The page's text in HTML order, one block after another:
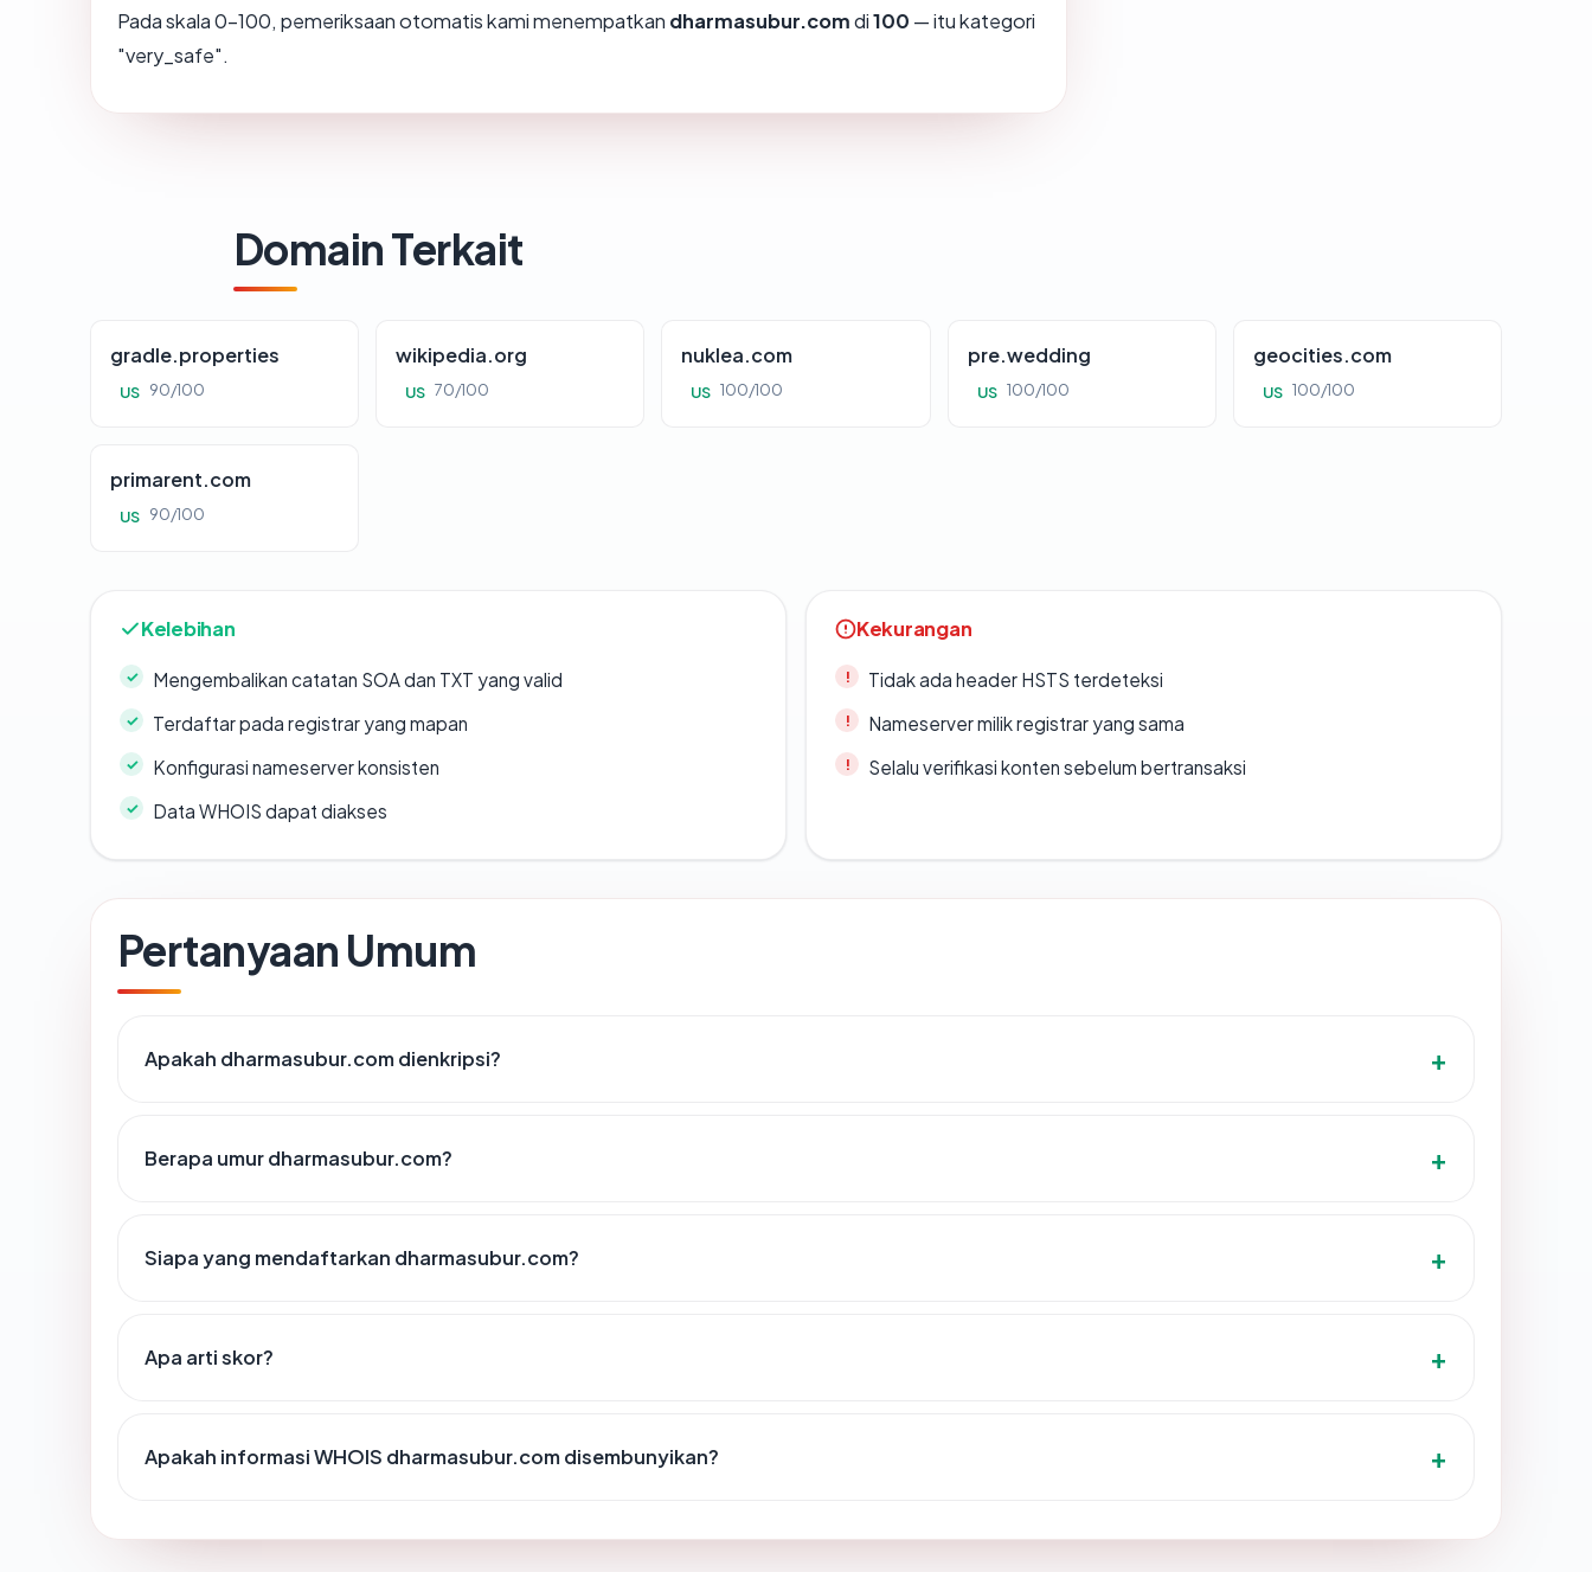
Pada skala 0-100, pemeriksaan otomatis kami menempatkan dharmasubur.comdi100 — itu kategori
"very_safe".
Domain Terkait
gradle.properties
US 90/100
wikipedia.org
US 70/100
nuklea.com
US 100/100
pre.wedding
US 100/100
geocities.com
US 100/100
primarent.com
US 90/100
Kelebihan
Mengembalikan catatan SOA dan TXT yang valid
Terdaftar pada registrar yang mapan
Konfigurasi nameserver konsisten
Data WHOIS dapat diakses
Kekurangan
Tidak ada header HSTS terdeteksi
Nameserver milik registrar yang sama
Selalu verifikasi konten sebelum bertransaksi
Pertanyaan Umum
Apakah dharmasubur.com dienkripsi?
Berapa umur dharmasubur.com?
Siapa yang mendaftarkan dharmasubur.com?
Apa arti skor?
Apakah informasi WHOIS dharmasubur.com disembunyikan?